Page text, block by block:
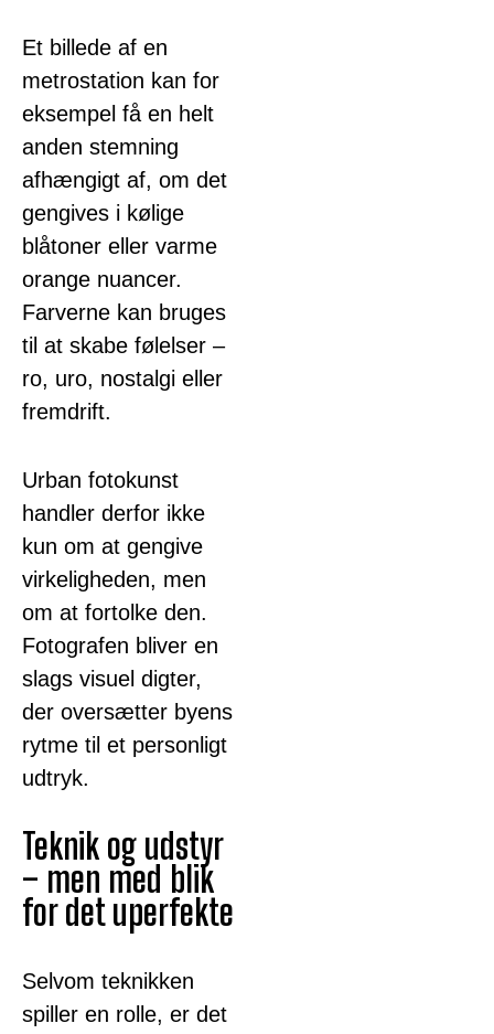
Et billede af en
metrostation kan for
eksempel få en helt
anden stemning
afhængigt af, om det
gengives i kølige
blåtoner eller varme
orange nuancer.
Farverne kan bruges
til at skabe følelser –
ro, uro, nostalgi eller
fremdrift.
Urban fotokunst
handler derfor ikke
kun om at gengive
virkeligheden, men
om at fortolke den.
Fotografen bliver en
slags visuel digter,
der oversætter byens
rytme til et personligt
udtryk.
Teknik og udstyr
– men med blik
for det uperfekte
Selvom teknikken
spiller en rolle, er det